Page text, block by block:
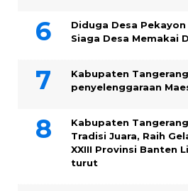
Diduga Desa
Siaga Desa Memakai
Kabupaten
penyelenggaraan
Kabupaten
Tradisi Juara, Raih
XXIII Provinsi Banten
turut